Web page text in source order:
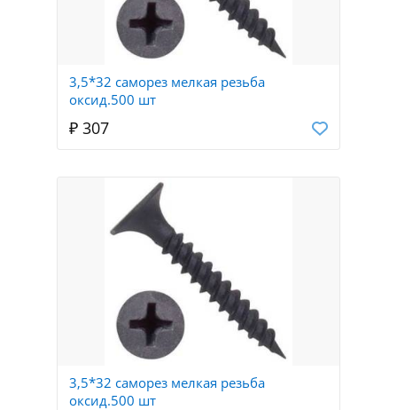
3,5*32 саморез мелкая резьба
оксид.500 шт
₽ 307
3,5*32 саморез мелкая резьба
оксид.500 шт